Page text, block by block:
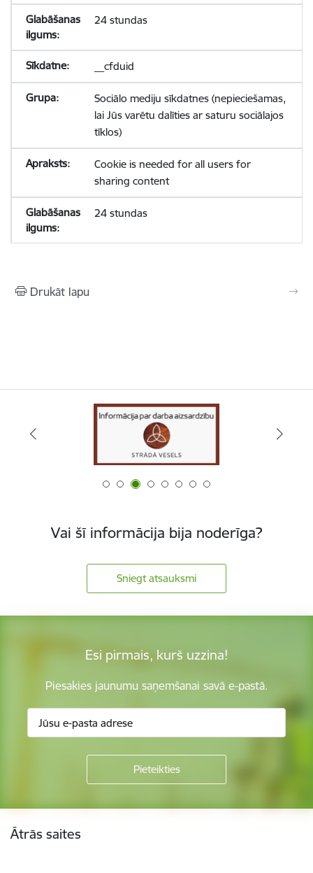
24 stundas
__cfduid
Sociālo mediju sīkdatnes (nepieciešamas,
lai Jūs varētu dalīties ar saturu sociālajos
tīklos)
Cookie is needed for all users for
sharing content
24 stundas
Drukāt lapu
Vai šī informācija bija noderīga?
Sniegt atsauksmi
Esi pirmais, kurš uzzina!
Piesakies jaunumu saņemšanai savā e-pastā.
Ātrās saites